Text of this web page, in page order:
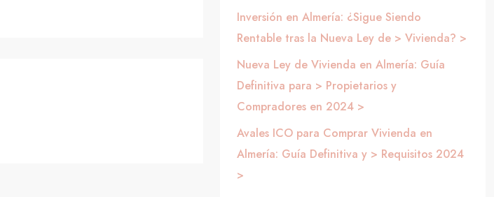
Inversión en Almería: ¿Sigue Siendo
Rentable tras la Nueva Ley de > Vivienda? >
Nueva Ley de Vivienda en Almería: Guía
Definitiva para > Propietarios y
Compradores en 2024 >
Avales ICO para Comprar Vivienda en
Almería: Guía Definitiva y > Requisitos 2024
>